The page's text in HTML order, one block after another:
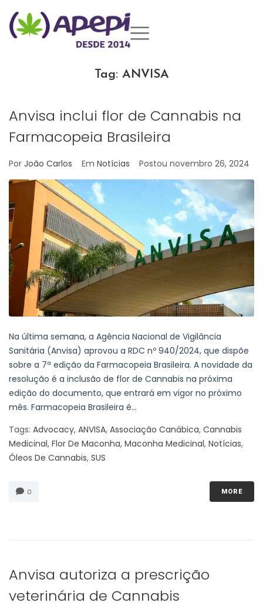
Tag: ANVISA
Anvisa inclui flor de Cannabis na
Farmacopeia Brasileira
Por João Carlos Em Notícias Postou novembro 26, 2024
Na última semana, a Agência Nacional de Vigilância
Sanitária (Anvisa) aprovou a RDC nº 940/2024, que dispõe
sobre a 7ª edição da Farmacopeia Brasileira. A novidade da
resolução é a inclusão de flor de Cannabis na próxima
edição do documento, que entrará em vigor no próximo
mês. Farmacopeia Brasileira é...
Tags: Advocacy, ANVISA, Associação Canábica, Cannabis
Medicinal, Flor De Maconha, Maconha Medicinal, Notícias,
Óleos De Cannabis, SUS
0 MORE
Anvisa autoriza a prescrição
veterinária de Cannabis